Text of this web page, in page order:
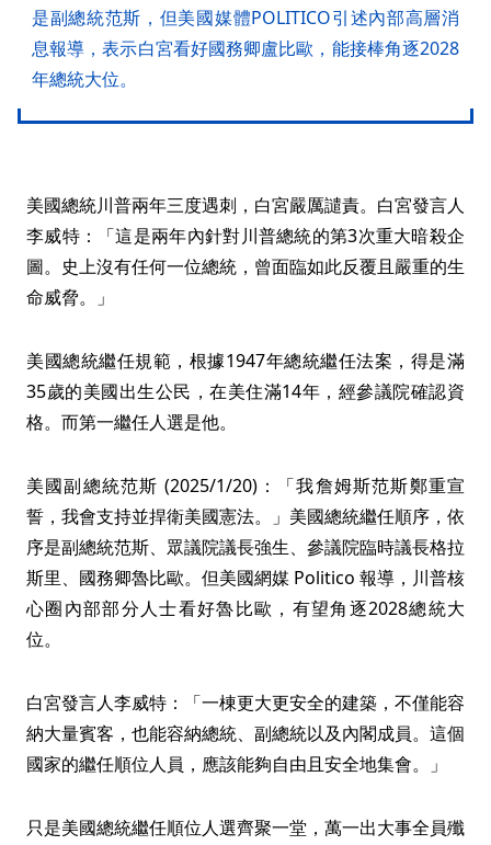
是副總統范斯，但美國媒體POLITICO引述內部高層消
息報導，表示白宮看好國務卿盧比歐，能接棒角逐2028
年總統大位。
美國總統川普兩年三度遇刺，白宮嚴厲譴責。白宮發言人
李威特：「這是兩年內針對川普總統的第3次重大暗殺企
圖。史上沒有任何一位總統，曾面臨如此反覆且嚴重的生
命威脅。」
美國總統繼任規範，根據1947年總統繼任法案，得是滿
35歲的美國出生公民，在美住滿14年，經參議院確認資
格。而第一繼任人選是他。
美國副總統范斯 (2025/1/20)：「我詹姆斯范斯鄭重宣
誓，我會支持並捍衛美國憲法。」美國總統繼任順序，依
序是副總統范斯、眾議院議長強生、參議院臨時議長格拉
斯里、國務卿魯比歐。但美國網媒 Politico 報導，川普核
心圈內部部分人士看好魯比歐，有望角逐2028總統大
位。
白宮發言人李威特：「一棟更大更安全的建築，不僅能容
納大量賓客，也能容納總統、副總統以及內閣成員。這個
國家的繼任順位人員，應該能夠自由且安全地集會。」
只是美國總統繼任順位人選齊聚一堂，萬一出大事全員殲